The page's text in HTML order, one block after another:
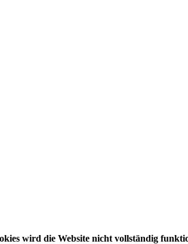
wird die Website nicht vollständig